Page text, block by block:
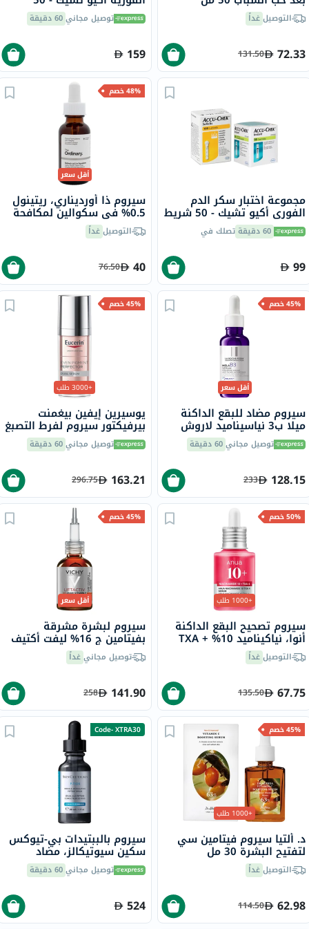
التوصيلغداً
72.33
131.50
شريط × 2توصيل مجاني60 دقيقة
159
مجموعة اختبار سكر الدم
الفوري أكيو تشيك - 50 شريط
+ 100 إبرة وخز 60 دقيقة تصلك في
99
48% خصم
أقل سعر
سيروم ذا أورديناري، ريتينول
0.5% في سكوالين لمكافحة
ملالتوصيلغداً
40
76.50
45% خصم
أقل سعر
سيروم مضاد للبقع الداكنة
ميلا ب3 نياسيناميد لاروش
بوزيه، لجميع أنواع البشرة -
30 مل توصيل مجاني60 دقيقة
128.15
233
45% خصم
+3000 طلب
يوسيرين إيفين بيغمنت
بيرفيكتور سيروم لفرط التصبغ
المزدوج 30 ملتوصيل مجاني60 دقيقة
163.21
296.75
50% خصم
+1000 طلب
سيروم تصحيح البقع الداكنة
أنوا، نياكيناميد 10% + TXA
4%، 30 مل
التوصيلغداً
67.75
135.50
45% خصم
أقل سعر
سيروم لبشرة مشرقة
بفيتامين ج 16% ليفت أكتيف
فيشي، 20 مل
توصيل مجانيغداً
141.90
258
45% خصم
+1000 طلب
د. ألتيا سيروم فيتامين سي
لتفتيح البشرة 30 مل
التوصيلغداً
62.98
114.50
Code- XTRA30
سيروم بالببتيدات بي-تيوكس
سكين سيوتيكالز، مضاد
للتجاعيد - 30 ملتوصيل مجاني60 دقيقة
524